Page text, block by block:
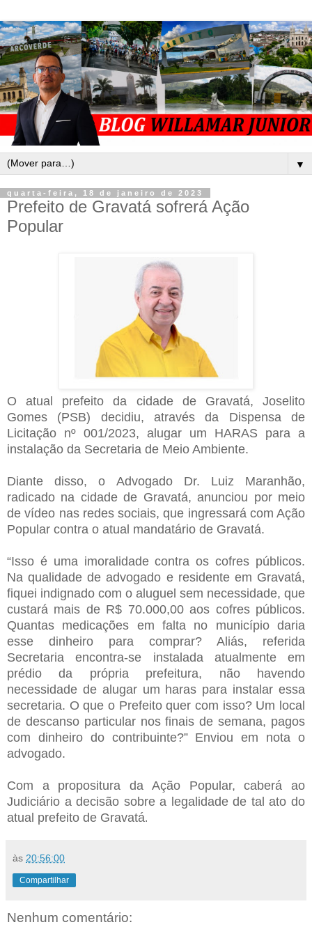
▼
quarta-feira, 18 de janeiro de 2023
Prefeito de Gravatá sofrerá Ação
Popular
O atual prefeito da cidade de Gravatá, Joselito
Gomes (PSB) decidiu, através da Dispensa de
Licitação nº 001/2023, alugar um HARAS para a
instalação da Secretaria de Meio Ambiente.
Diante disso, o Advogado Dr. Luiz Maranhão,
radicado na cidade de Gravatá, anunciou por meio
de vídeo nas redes sociais, que ingressará com Ação
Popular contra o atual mandatário de Gravatá.
“Isso é uma imoralidade contra os cofres públicos.
Na qualidade de advogado e residente em Gravatá,
fiquei indignado com o aluguel sem necessidade, que
custará mais de R$ 70.000,00 aos cofres públicos.
Quantas medicações em falta no município daria
esse dinheiro para comprar? Aliás, referida
Secretaria encontra-se instalada atualmente em
prédio da própria prefeitura, não havendo
necessidade de alugar um haras para instalar essa
secretaria. O que o Prefeito quer com isso? Um local
de descanso particular nos finais de semana, pagos
com dinheiro do contribuinte?” Enviou em nota o
advogado.
Com a propositura da Ação Popular, caberá ao
Judiciário a decisão sobre a legalidade de tal ato do
atual prefeito de Gravatá.
às 20:56:00
Compartilhar
Nenhum comentário: